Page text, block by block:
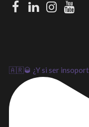
Facebook
LinkedIn
🇦🇷🥃 ¿Y si ser